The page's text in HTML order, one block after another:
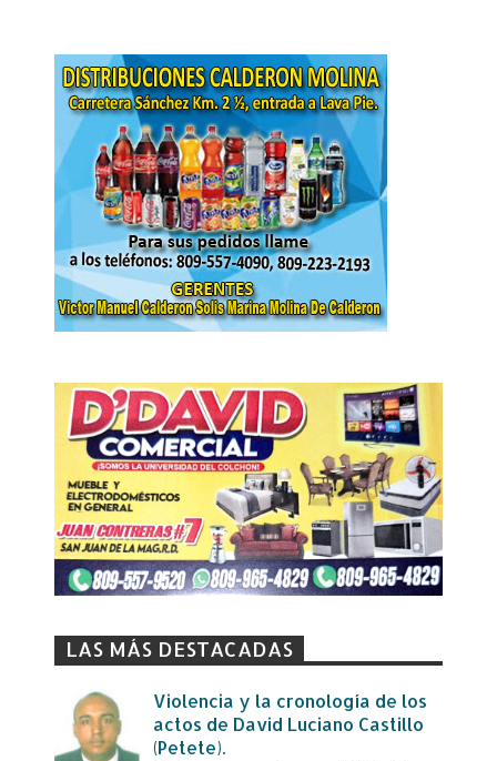
LAS MÁS DESTACADAS
Violencia y la cronología de los
actos de David Luciano Castillo
(Petete).